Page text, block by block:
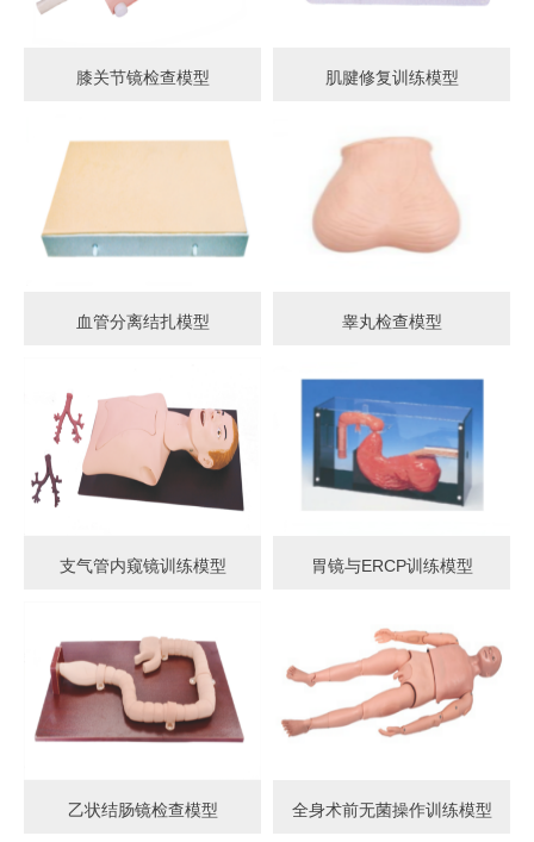
膝关节镜检查模型 肌腱修复训练模型
血管分离结扎模型 睾丸检查模型
支气管内窥镜训练模型 胃镜与ERCP训练模型
乙状结肠镜检查模型 全身术前无菌操作训练模型